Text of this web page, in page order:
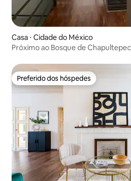
Casa ⋅ Cidade do México
Próximo ao Bosque de
Preferido dos hóspedes
Preferido dos hóspedes